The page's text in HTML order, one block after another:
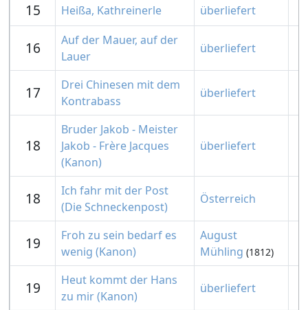
15 Heißa, Kathreinerle überliefert
16
Auf der Mauer, auf der
Lauer
überliefert
17
Drei Chinesen mit dem
Kontrabass
überliefert
18
Bruder Jakob - Meister
Jakob - Frère Jacques
(Kanon)
überliefert
18
Ich fahr mit der Post
(Die Schneckenpost)
Österreich
19
Froh zu sein bedarf es
wenig (Kanon)
August
Mühling (1812)
19
Heut kommt der Hans
zu mir (Kanon)
überliefert